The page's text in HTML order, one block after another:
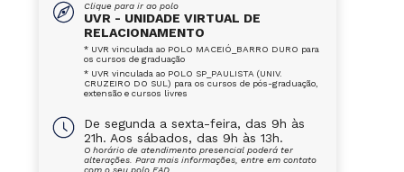
Clique para ir ao polo
UVR - UNIDADE VIRTUAL DE
RELACIONAMENTO
* UVR vinculada ao POLO MACEIÓ_BARRO DURO para
os cursos de graduação
* UVR vinculada ao POLO SP_PAULISTA (UNIV.
CRUZEIRO DO SUL) para os cursos de pós-graduação,
extensão e cursos livres
De segunda a sexta-feira, das 9h às
21h. Aos sábados, das 9h às 13h.
O horário de atendimento presencial poderá ter
alterações. Para mais informações, entre em contato
com o seu polo EAD.